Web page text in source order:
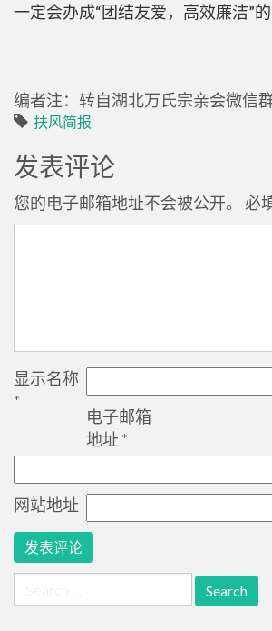
一定会办成“团结友爱，高效廉洁”的
编者注：转自湖北万氏宗亲会微信
扶风简报
发表评论
您的电子邮箱地址不会被公开。 必
显示名称
*
电子邮箱
地址 *
网站地址
for: